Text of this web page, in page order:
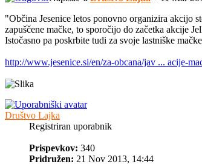
"Občina Jesenice letos ponovno organizira akcijo
zapuščene mačke, to sporočijo do začetka akcije
Istočasno pa poskrbite tudi za svoje lastniške
http://www.jesenice.si/en/za-obcana/jav ... acije-
Društvo Lajka
Registriran uporabnik
Prispevkov: 340
Pridružen: 21 Nov 2013, 14:44